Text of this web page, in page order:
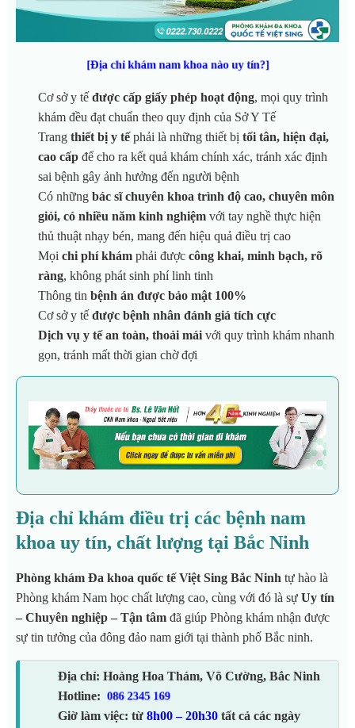
[Địa chỉ khám nam khoa nào uy tín?]
Cơ sở y tế được cấp giấy phép hoạt động, mọi quy trình
khám đều đạt chuẩn theo quy định của Sở Y Tế
Trang thiết bị y tếphải là những thiết bị tối tân, hiện đại,
cao cấp để cho ra kết quả khám chính xác, tránh xác định
sai bệnh gây ảnh hưởng đến người bệnh
Có những bác sĩ chuyên khoa trình độ cao, chuyên môn
giỏi, có nhiều năm kinh nghiệm với tay nghề thực hiện
thủ thuật nhạy bén, mang đến hiệu quả điều trị cao
Mọi chi phí khám phải được công khai, minh bạch, rõ
ràng, không phát sinh phí linh tinh
Thông tin bệnh án được bảo mật 100%
Cơ sở y tế được bệnh nhân đánh giá tích cực
Dịch vụ y tế an toàn, thoải mái với quy trình khám nhanh
gọn, tránh mất thời gian chờ đợi
Địa chỉ khám điều trị các bệnh nam
khoa uy tín, chất lượng tại Bắc Ninh
Phòng khám Đa khoa quốc tế Việt Sing Bắc Ninh tự hào là
Phòng khám Nam học chất lượng cao, cùng với đó là sự Uy tín
– Chuyên nghiệp – Tận tâm đã giúp Phòng khám nhận được
sự tin tưởng của đông đảo nam giới tại thành phố Bắc ninh.
Địa chỉ: Hoàng Hoa Thám, Võ Cường, Bắc Ninh
Hotline:
086 2345 169
Giờ làm việc: từ 8h00 – 20h30 tất cả các ngày